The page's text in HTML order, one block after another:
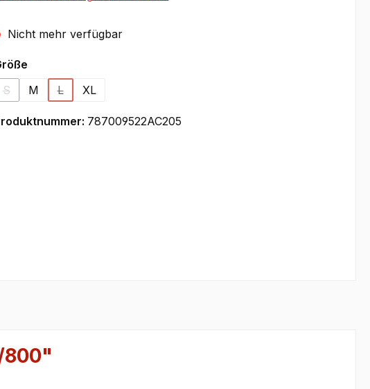
Nicht mehr verfügbar
auswählen
S
(Diese Option ist zurzeit nicht verfügbar.)
M L
(Diese Option ist zurzeit nicht verfügbar.)
XL
787009522AC205
800"